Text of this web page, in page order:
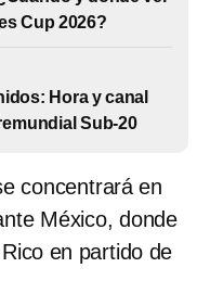
Cup 2026?
Hora y canal
Sub-20
concentrará en
México, donde
en partido de